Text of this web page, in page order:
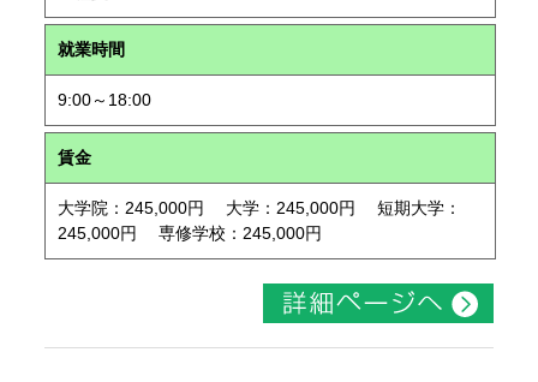
就業時間
9:00～18:00
賃金
大学院：245,000円 大学：245,000円 短期大学：
245,000円 専修学校：245,000円